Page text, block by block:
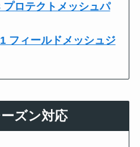
プロテクトメッシュパ
フィールドメッシュジ
ズン対応